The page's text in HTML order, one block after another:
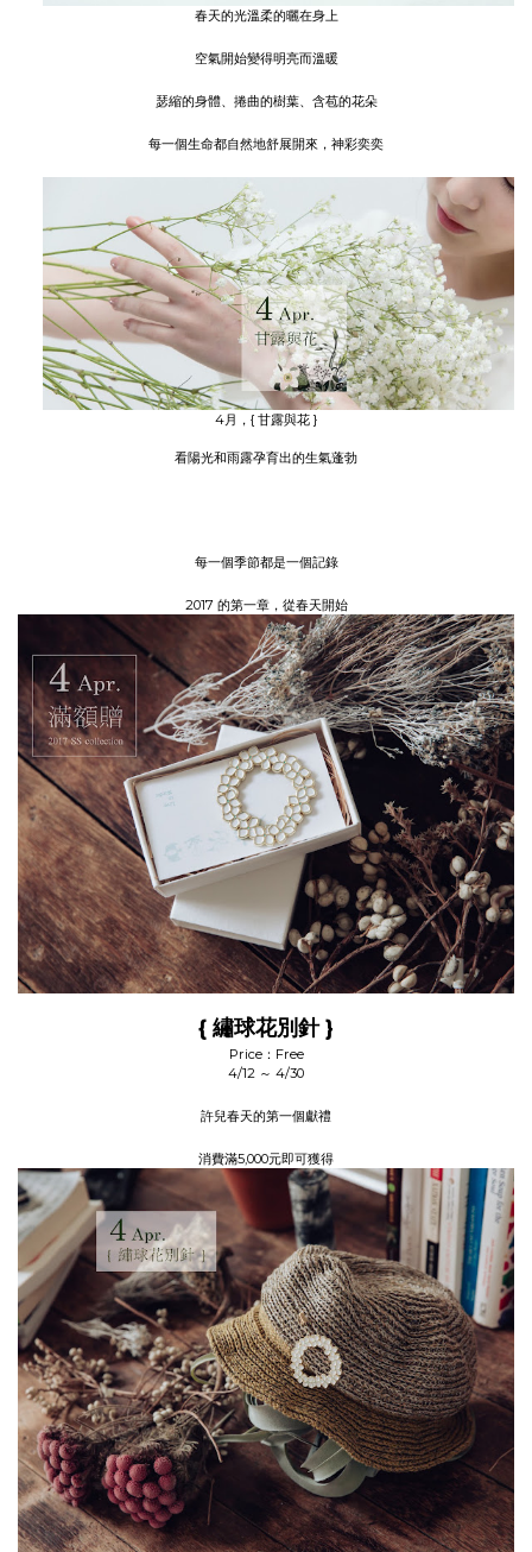
春天的光溫柔的曬在身上
空氣開始變得明亮而溫暖
瑟縮的身體、捲曲的樹葉、含苞的花朵
每一個生命都自然地舒展開來，神彩奕奕
4月，{ 甘露與花 }
看陽光和雨露孕育出的生氣蓬勃
每一個季節都是一個記錄
2017 的第一章，從春天開始
{ 繡球花別針 }
Price：Free
4/12 ～ 4/30
許兒春天的第一個獻禮
消費滿5,000元即可獲得